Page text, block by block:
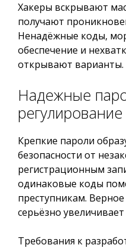
Хакеры вскрывают
получают
Ненадёжные коды,
обеспечение и
открывают варианты.
Надежные
Крепкие пароли
безопасности от
регистрационным
одинаковые коды
преступникам.
серьёзно
Требования к